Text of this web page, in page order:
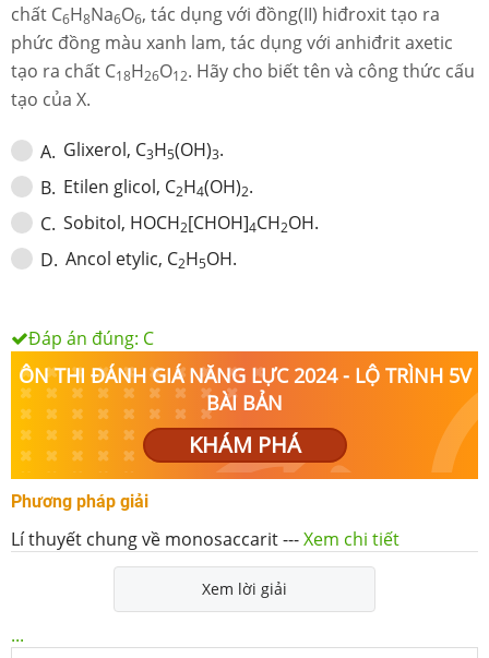
chất C6H8Na6O6, tác dụng với đồng(II) hiđroxit tạo ra
phức đồng màu xanh lam, tác dụng với anhiđrit axetic
tạo ra chất C18H26O12. Hãy cho biết tên và công thức cấu
tạo của X.
A. Glixerol, C3H5(OH)3.
B. Etilen glicol, C2H4(OH)2.
C. Sobitol, HOCH2[CHOH]4CH2OH.
D. Ancol etylic, C2H5OH.
Đáp án đúng: C
ÔN THI ĐÁNH GIÁ NĂNG LỰC 2024 - LỘ TRÌNH 5V
BÀI BẢN
KHÁM PHÁ
Phương pháp giải
Lí thuyết chung về monosaccarit---Xem chi tiết
Xem lời giải
...